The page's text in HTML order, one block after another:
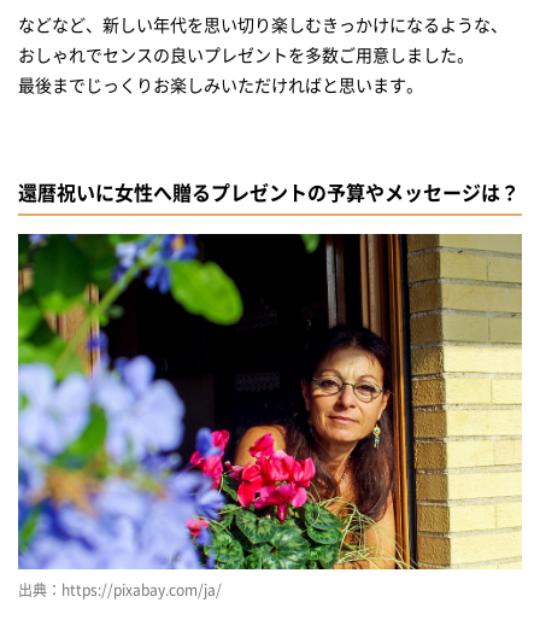
などなど、新しい年代を思い切り楽しむきっかけになるような、
おしゃれでセンスの良いプレゼントを多数ご用意しました。
最後までじっくりお楽しみいただければと思います。
還暦祝いに女性へ贈るプレゼントの予算やメッセージは？
出典：https://pixabay.com/ja/